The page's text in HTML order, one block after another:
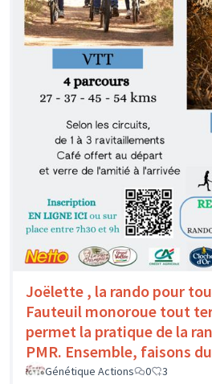
Joëlette , la rando pour
Fauteuil monoroue tout
permet la pratique de la
PMR. Ensemble, faisons
Génétique Actions 0 3